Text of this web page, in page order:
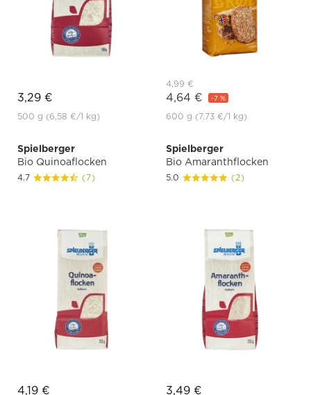
3,29 €
500 g (6,58 €/1 kg)
4,99 €
4,64 € -7 %
600 g (7,73 €/1 kg)
Spielberger
Bio Quinoaflocken
4.7 (7)
4,19 €
Spielberger
Bio Amaranthflocken
5.0 (2)
3,49 €